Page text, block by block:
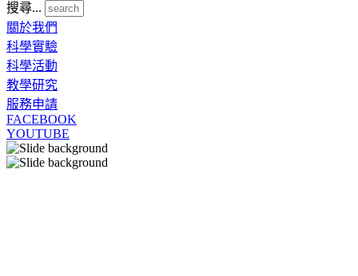
搜尋...
關於我們
科學實驗
科學活動
教學研究
服務申請
FACEBOOK
YOUTUBE